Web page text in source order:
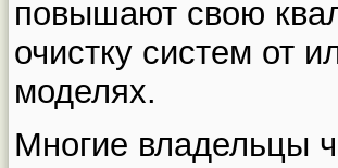
повышают свою
очистку систем от
моделях.
Многие владельцы